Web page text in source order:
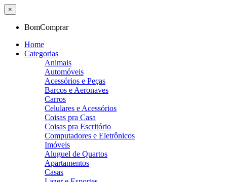
×
BomComprar
Home
Categorias
Animais
Automóveis
Acessórios e Peças
Barcos e Aeronaves
Carros
Celulares e Acessórios
Coisas pra Casa
Coisas pra Escritório
Computadores e Eletrônicos
Imóveis
Aluguel de Quartos
Apartamentos
Casas